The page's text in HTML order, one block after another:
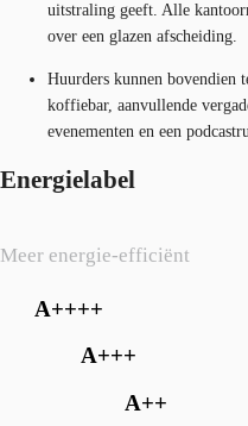
uitstraling geeft. Alle
over een glazen afscheiding.
Huurders kunnen bovendien
koffiebar, aanvullende
evenementen en een
Energielabel
Meer energie-efficiënt
A++++
A+++
A++